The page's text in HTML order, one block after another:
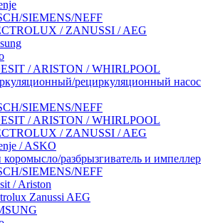
SIEMENS/NEFF
/ ZANUSSI / AEG
/ ARISTON / WHIRLPOOL
рециркуляционный насос
SIEMENS/NEFF
/ ARISTON / WHIRLPOOL
/ ZANUSSI / AEG
/ ASKO
коромысло/разбрызгиватель и импеллер
SIEMENS/NEFF
/ Ariston
Zanussi AEG